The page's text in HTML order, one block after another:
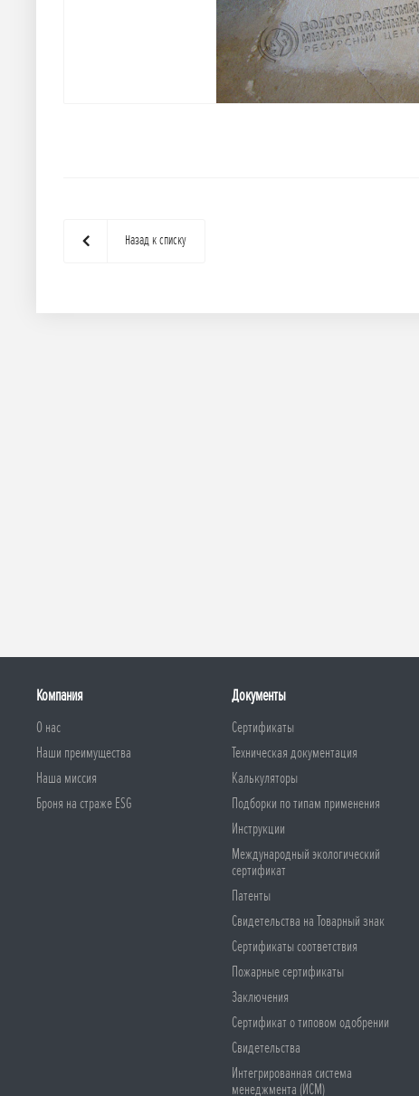
Назад к списку
Компания
О нас
Наши преимущества
Наша миссия
Броня на страже ESG
Документы
Сертификаты
Техническая документация
Калькуляторы
Подборки по типам применения
Инструкции
Международный экологический
сертификат
Патенты
Свидетельства на Товарный знак
Сертификаты соответствия
Пожарные сертификаты
Заключения
Сертификат о типовом одобрении
Свидетельства
Интегрированная система
менеджмента (ИСМ)